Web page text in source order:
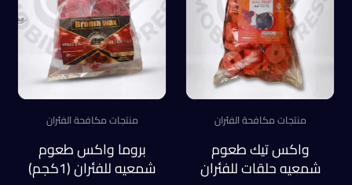
منتجات مكافحة الفئران
واكس تيك طعوم
شمعيه حلقات للفئران
منتجات مكافحة الفئران
بروما واكس طعوم
شمعيه للفئران (1كجم)